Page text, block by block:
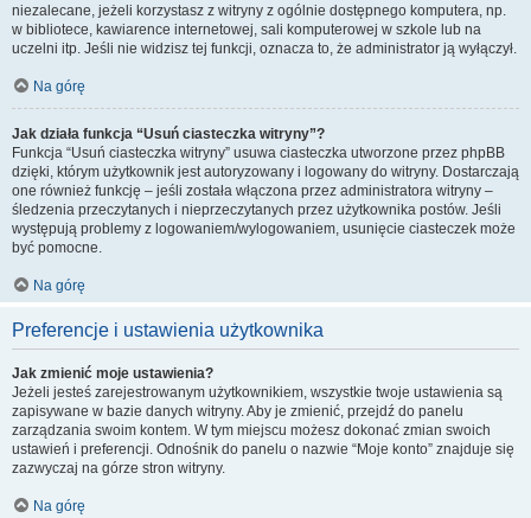
niezalecane, jeżeli korzystasz z witryny z ogólnie dostępnego komputera, np.
w bibliotece, kawiarence internetowej, sali komputerowej w szkole lub na
uczelni itp. Jeśli nie widzisz tej funkcji, oznacza to, że administrator ją wyłączył.
Na górę
Jak działa funkcja “Usuń ciasteczka witryny”?
Funkcja “Usuń ciasteczka witryny” usuwa ciasteczka utworzone przez phpBB
dzięki, którym użytkownik jest autoryzowany i logowany do witryny. Dostarczają
one również funkcję – jeśli została włączona przez administratora witryny –
śledzenia przeczytanych i nieprzeczytanych przez użytkownika postów. Jeśli
występują problemy z logowaniem/wylogowaniem, usunięcie ciasteczek może
być pomocne.
Na górę
Preferencje i ustawienia użytkownika
Jak zmienić moje ustawienia?
Jeżeli jesteś zarejestrowanym użytkownikiem, wszystkie twoje ustawienia są
zapisywane w bazie danych witryny. Aby je zmienić, przejdź do panelu
zarządzania swoim kontem. W tym miejscu możesz dokonać zmian swoich
ustawień i preferencji. Odnośnik do panelu o nazwie “Moje konto” znajduje się
zazwyczaj na górze stron witryny.
Na górę